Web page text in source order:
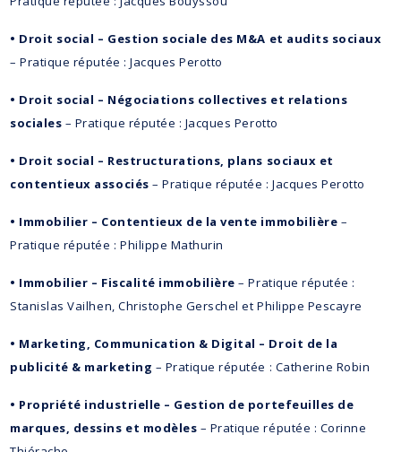
• Droit social – Gestion sociale des M&A et audits sociaux
– Pratique réputée : Jacques Perotto
• Droit social – Négociations collectives et relations
sociales – Pratique réputée : Jacques Perotto
• Droit social – Restructurations, plans sociaux et
contentieux associés – Pratique réputée : Jacques Perotto
• Immobilier – Contentieux de la vente immobilière –
Pratique réputée : Philippe Mathurin
• Immobilier – Fiscalité immobilière – Pratique réputée :
Stanislas Vailhen, Christophe Gerschel et Philippe Pescayre
• Marketing, Communication & Digital – Droit de la
publicité & marketing – Pratique réputée : Catherine Robin
• Propriété industrielle – Gestion de portefeuilles de
marques, dessins et modèles – Pratique réputée : Corinne